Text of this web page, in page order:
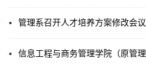
管理系召开人才培养方案修改会议